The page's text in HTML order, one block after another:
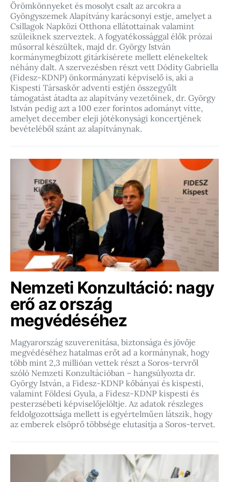
Örömkönnyeket és mosolyt csalt az arcokra a
Gyöngyszemek Alapítvány karácsonyi estje, amelyet a
Csillagok Napközi Otthona ellátottainak valamint
szüleiknek szerveztek. A fogyatékossággal élők prózai
műsorral készültek, majd dr. György István
kormánymegbízott gitárkísérete mellett elénekeltek
néhány dalt. A szervezésben részt vett Dódity Gabriella
(Fidesz-KDNP) önkormányzati képviselő is, aki a
Kispesti Társaskör adventi estjén összegyűlt
támogatást átadta az alapítvány vezetőinek, dr. György
István pedig azt a 100 ezer forintos adományt vitte,
amelyet december eleji jótékonysági koncertjének
bevételéből szánt az alapítványnak.
Nemzeti Konzultáció: nagy
erő az ország
megvédéséhez
Magyarország szuverenitása, biztonsága és jövője
megvédéséhez hatalmas erőt ad a kormánynak, hogy
több mint 2,3 millióan vettek részt a Soros-tervről
szóló Nemzeti Konzultációban – hangsúlyozta dr.
György István, a Fidesz-KDNP kőbányai és kispesti,
valamint Földesi Gyula, a Fidesz-KDNP kispesti és
pesterzsébeti képviselőjelöltje. Az adatok részleges
feldolgozottsága mellett is egyértelműen látszik, hogy
az emberek elsöprő többsége elutasítja a Soros-tervet.